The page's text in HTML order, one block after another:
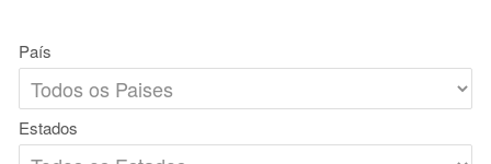
País
Estados